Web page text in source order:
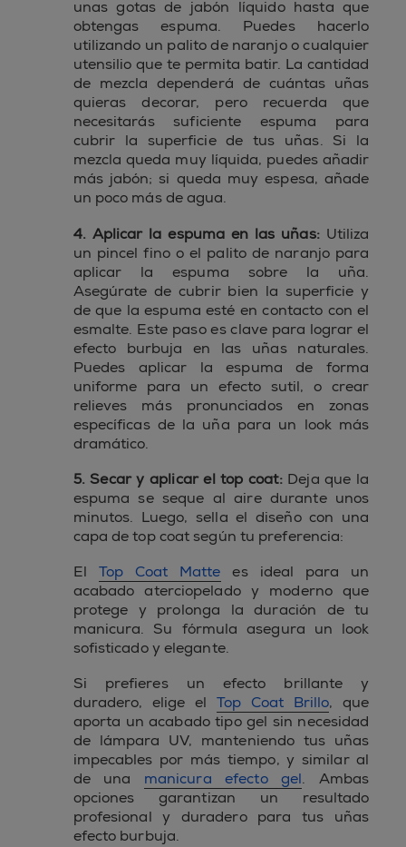
unas gotas de jabón líquido hasta que
obtengas espuma. Puedes hacerlo
utilizando un palito de naranjo o cualquier
utensilio que te permita batir. La cantidad
de mezcla dependerá de cuántas uñas
quieras decorar, pero recuerda que
necesitarás suficiente espuma para
cubrir la superficie de tus uñas. Si la
mezcla queda muy líquida, puedes añadir
más jabón; si queda muy espesa, añade
un poco más de agua.
4. Aplicar la espuma en las uñas: Utiliza
un pincel fino o el palito de naranjo para
aplicar la espuma sobre la uña.
Asegúrate de cubrir bien la superficie y
de que la espuma esté en contacto con el
esmalte. Este paso es clave para lograr el
efecto burbuja en las uñas naturales.
Puedes aplicar la espuma de forma
uniforme para un efecto sutil, o crear
relieves más pronunciados en zonas
específicas de la uña para un look más
dramático.
5. Secar y aplicar el top coat:Deja que la
espuma se seque al aire durante unos
minutos. Luego, sella el diseño con una
capa de top coat según tu preferencia:
El Top Coat Matte
es ideal para un
acabado aterciopelado y moderno que
protege y prolonga la duración de tu
manicura. Su fórmula asegura un look
sofisticado y elegante.
Si prefieres un efecto brillante y
duradero, elige el Top Coat Brillo, que
aporta un acabado tipo gel sin necesidad
de lámpara UV, manteniendo tus uñas
impecables por más tiempo, y similar al
de una manicura efecto gel. Ambas
opciones garantizan un resultado
profesional y duradero para tus uñas
efecto burbuja.